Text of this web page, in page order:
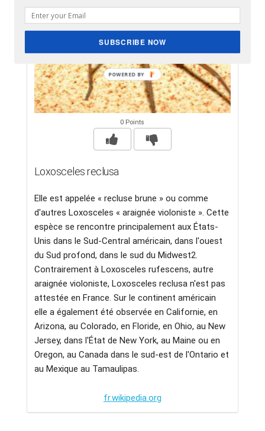
0 Points
Loxosceles reclusa
Elle est appelée « recluse brune » ou comme
d'autres Loxosceles « araignée violoniste ». Cette
espèce se rencontre principalement aux États-
Unis dans le Sud-Central américain, dans l'ouest
du Sud profond, dans le sud du Midwest2.
Contrairement à Loxosceles rufescens, autre
araignée violoniste, Loxosceles reclusa n'est pas
attestée en France. Sur le continent américain
elle a également été observée en Californie, en
Arizona, au Colorado, en Floride, en Ohio, au New
Jersey, dans l'État de New York, au Maine ou en
Oregon, au Canada dans le sud-est de l'Ontario et
au Mexique au Tamaulipas.
fr.wikipedia.org
SUBSCRIBE NOW